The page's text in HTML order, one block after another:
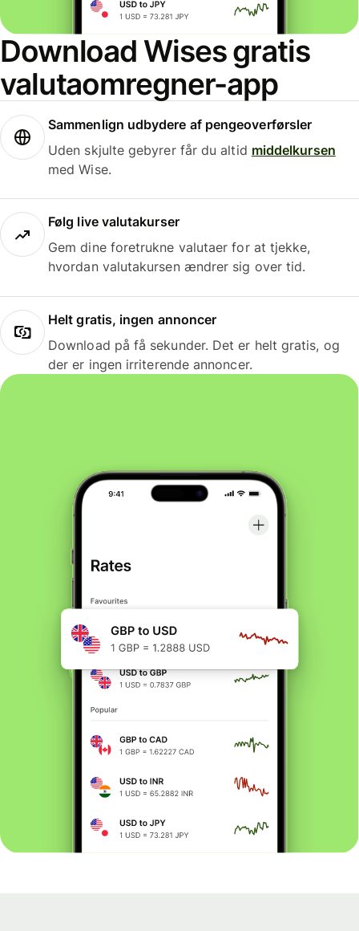
Download Wises gratis
valutaomregner-app
Sammenlign udbydere af pengeoverførsler
Uden skjulte gebyrer får du altid middelkursen
med Wise.
Følg live valutakurser
Gem dine foretrukne valutaer for at tjekke,
hvordan valutakursen ændrer sig over tid.
Helt gratis, ingen annoncer
Download på få sekunder. Det er helt gratis, og
der er ingen irriterende annoncer.